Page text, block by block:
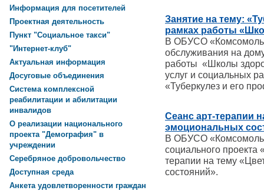
Занятие на тему:
рамках работы
В ОБУСО
обслуживания на
работы «Школы
услуг и социальных
«Туберкулез и его
Сеанс арт-терапии
эмоциональных
В ОБУСО
социального проекта
терапии на тему
состояний».
Информация для посетителей
Проектная деятельность
Пункт "Социальное такси"
"Интернет-клуб"
Актуальная информация
Досуговые объединения
Система комплексной
реабилитации и абилитации
инвалидов
О реализации национального
проекта "Демография" в
учреждении
Серебряное добровольчество
Доступная среда
Анкета удовлетворенности граждан